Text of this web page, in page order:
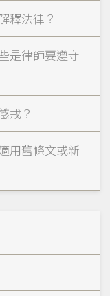
釋法律？
是律師要遵守
戒？
用舊條文或新